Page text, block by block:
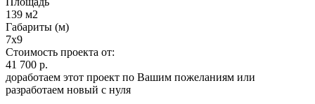
139 м2
Габариты (м)
7x9
Стоимость проекта от:
41 700 р.
доработаем этот проект по Вашим пожеланиям или
разработаем новый с нуля